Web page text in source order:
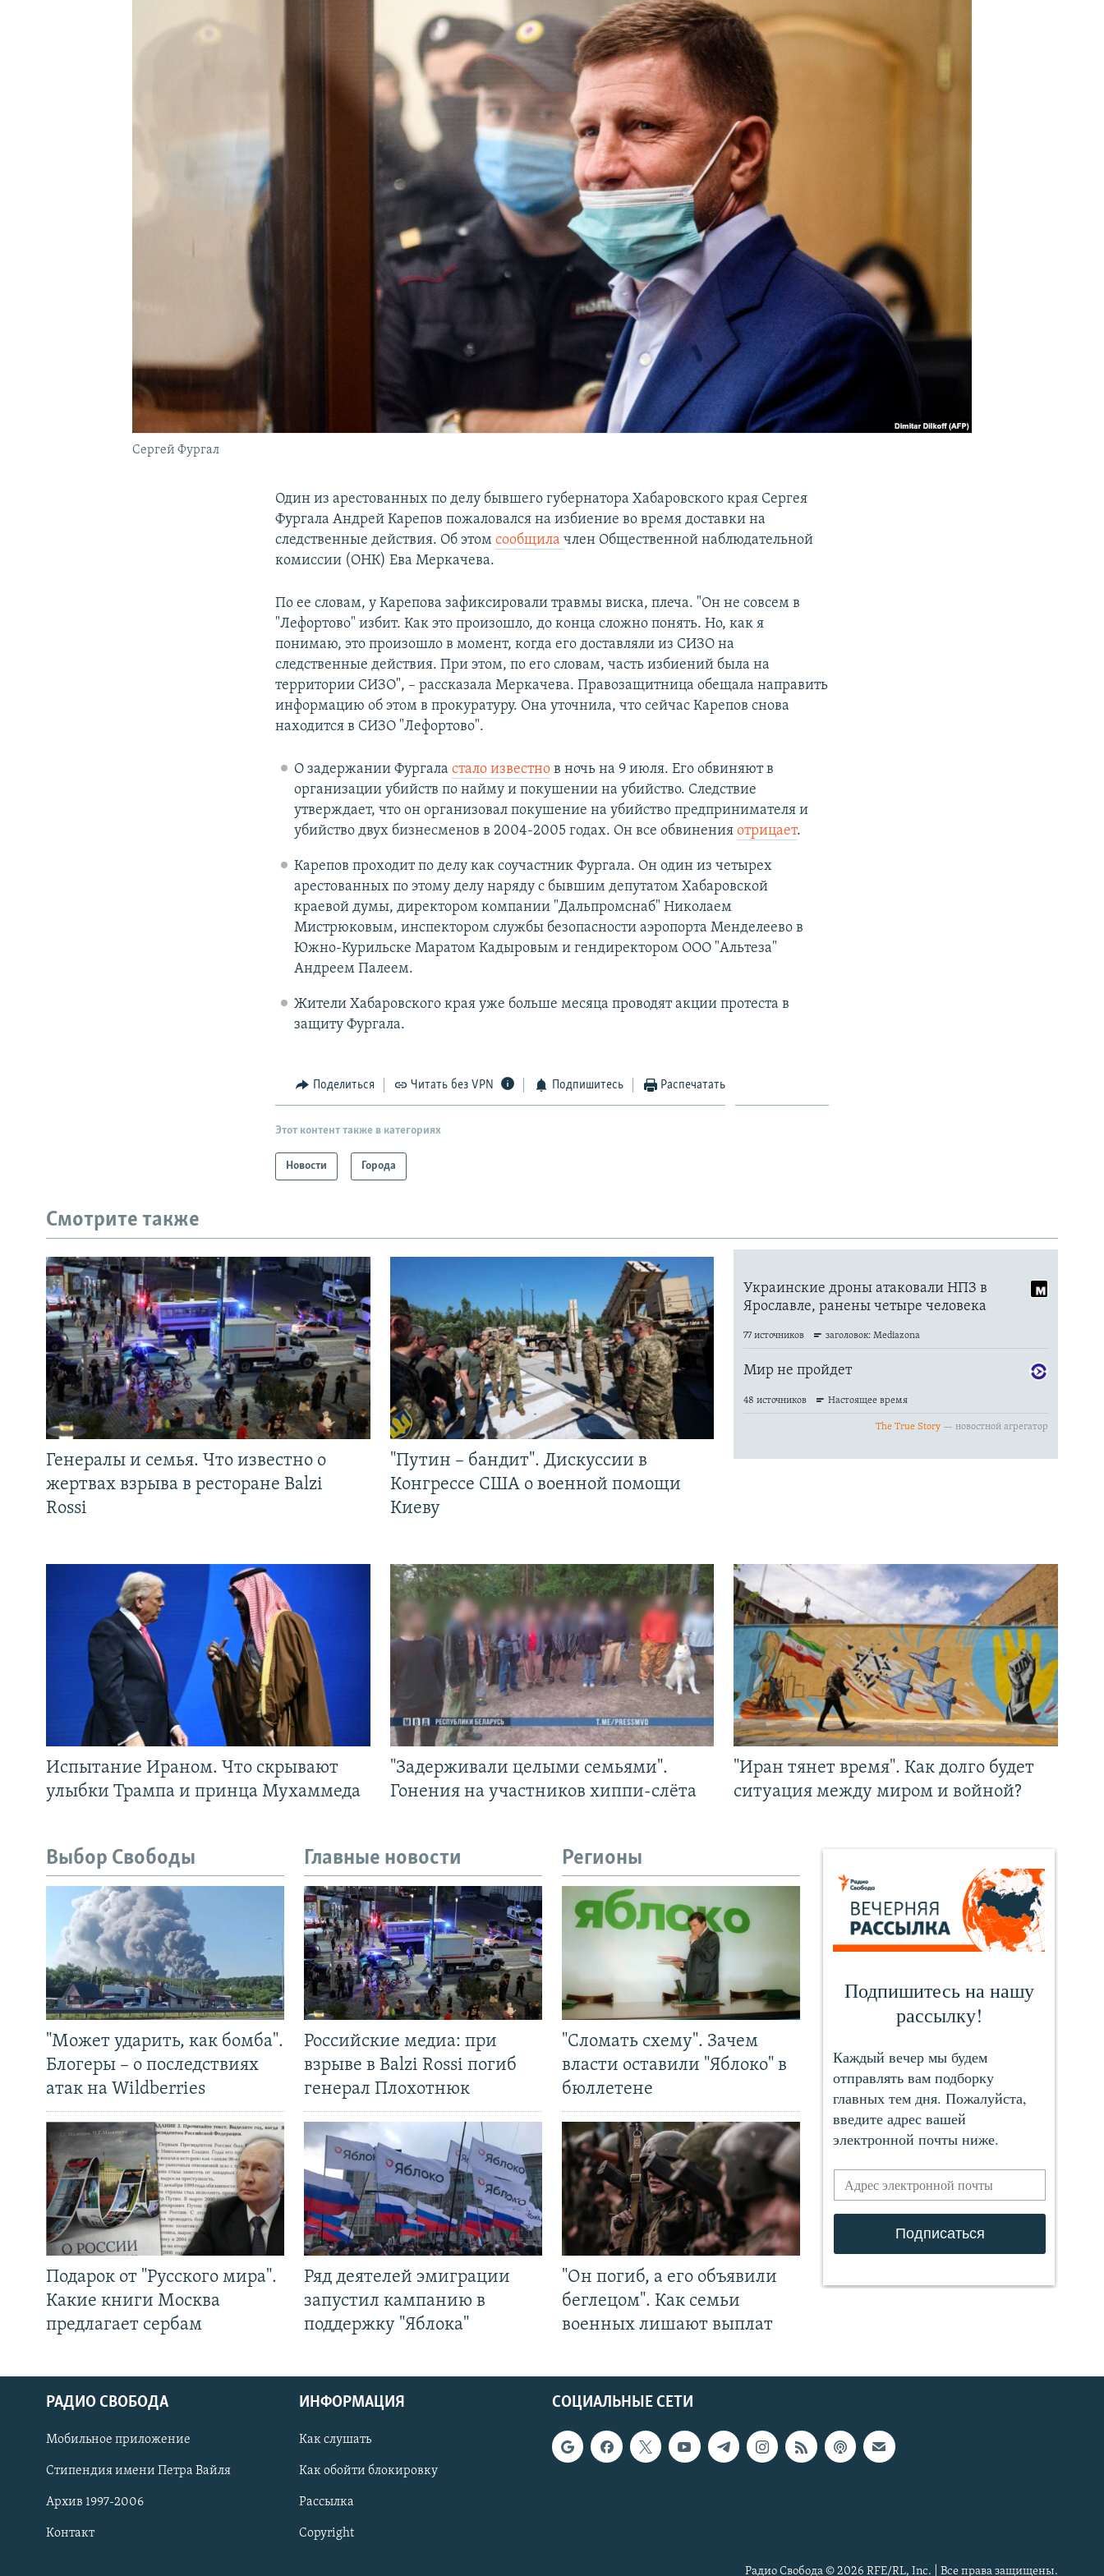
ПОДПИШИТЕСЬ НА РАССЫЛКУ
СОЦИАЛЬНЫЕ СЕТИ
Сергей Фургал
Один из арестованных по делу бывшего губернатора Хабаровского края Сергея
Фургала Андрей Карепов пожаловался на избиение во время доставки на
следственные действия. Об этомсообщилачлен Общественной наблюдательной
комиссии (ОНК) Ева Меркачева.
По ее словам, у Карепова зафиксировали травмы виска, плеча. "Он не совсем в
"Лефортово" избит. Как это произошло, до конца сложно понять. Но, как я
понимаю, это произошло в момент, когда его доставляли из СИЗО на
следственные действия. При этом, по его словам, часть избиений была на
территории СИЗО", – рассказала Меркачева. Правозащитница обещала направить
информацию об этом в прокуратуру. Она уточнила, что сейчас Карепов снова
находится в СИЗО "Лефортово".
О задержании Фургала стало известнов ночь на 9 июля. Его обвиняют в
организации убийств по найму и покушении на убийство. Следствие
утверждает, что он организовал покушение на убийство предпринимателя и
убийство двух бизнесменов в 2004-2005 годах. Он все обвинения отрицает.
Карепов проходит по делу как соучастник Фургала. Он один из четырех
арестованных по этому делу наряду с бывшим депутатом Хабаровской
краевой думы, директором компании "Дальпромснаб" Николаем
Мистрюковым, инспектором службы безопасности аэропорта Менделеево в
Южно-Курильске Маратом Кадыровым и гендиректором ООО "Альтеза"
Андреем Палеем.
Жители Хабаровского края уже больше месяца проводят акции протеста в
защиту Фургала.
Поделиться Читать без VPN Подпишитесь Распечатать
Этот контент также в категориях
Новости Города
Смотрите также
Генералы и семья. Что известно о
жертвах взрыва в ресторане Balzi
Rossi
"Путин – бандит". Дискуссии в
Конгрессе США о военной помощи
Киеву
Испытание Ираном. Что скрывают
улыбки Трампа и принца Мухаммеда
"Задерживали целыми семьями".
Гонения на участников хиппи-слёта
"Иран тянет время". Как долго будет
ситуация между миром и войной?
Выбор Свободы
"Может ударить, как бомба".
Блогеры – о последствиях
атак на Wildberries
Подарок от "Русского мира".
Какие книги Москва
предлагает сербам
Главные новости
Российские медиа: при
взрыве в Balzi Rossi погиб
генерал Плохотнюк
Ряд деятелей эмиграции
запустил кампанию в
поддержку "Яблока"
Регионы
"Сломать схему". Зачем
власти оставили "Яблоко" в
бюллетене
"Он погиб, а его объявили
беглецом". Как семьи
военных лишают выплат
СОЦИАЛЬНЫЕ СЕТИ
РАДИО СВОБОДА
Мобильное приложение
Стипендия имени Петра Вайля
Архив 1997-2006
Контакт
ИНФОРМАЦИЯ
Как слушать
Как обойти блокировку
Рассылка
Copyright
Радио Свобода © 2026 RFE/RL, Inc. | Все права защищены.